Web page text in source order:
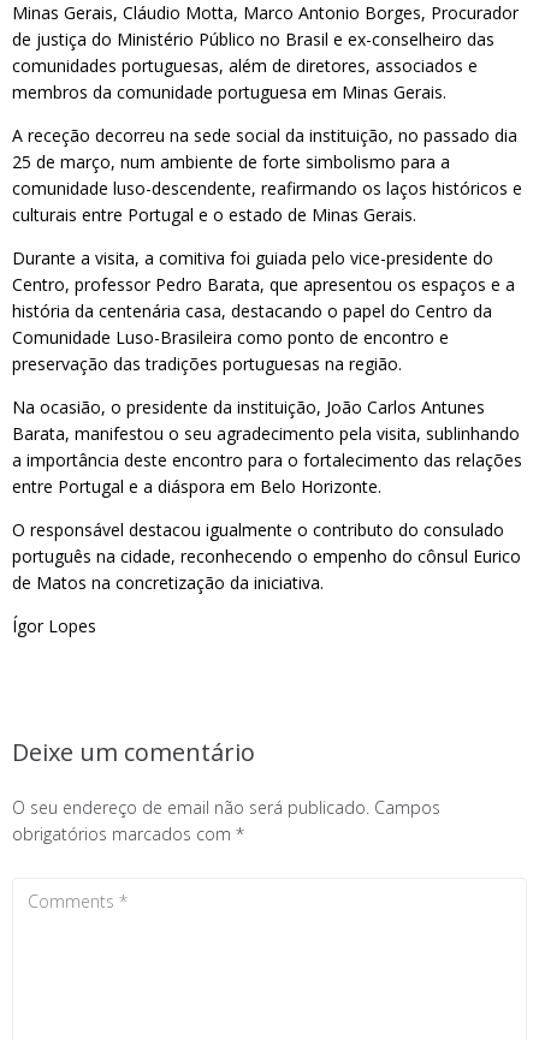
Minas Gerais, Cláudio Motta, Marco Antonio Borges, Procurador
de justiça do Ministério Público no Brasil e ex-conselheiro das
comunidades portuguesas, além de diretores, associados e
membros da comunidade portuguesa em Minas Gerais.
A receção decorreu na sede social da instituição, no passado dia
25 de março, num ambiente de forte simbolismo para a
comunidade luso-descendente, reafirmando os laços históricos e
culturais entre Portugal e o estado de Minas Gerais.
Durante a visita, a comitiva foi guiada pelo vice-presidente do
Centro, professor Pedro Barata, que apresentou os espaços e a
história da centenária casa, destacando o papel do Centro da
Comunidade Luso-Brasileira como ponto de encontro e
preservação das tradições portuguesas na região.
Na ocasião, o presidente da instituição, João Carlos Antunes
Barata, manifestou o seu agradecimento pela visita, sublinhando
a importância deste encontro para o fortalecimento das relações
entre Portugal e a diáspora em Belo Horizonte.
O responsável destacou igualmente o contributo do consulado
português na cidade, reconhecendo o empenho do cônsul Eurico
de Matos na concretização da iniciativa.
Ígor Lopes
Deixe um comentário
O seu endereço de email não será publicado. Campos
obrigatórios marcados com *